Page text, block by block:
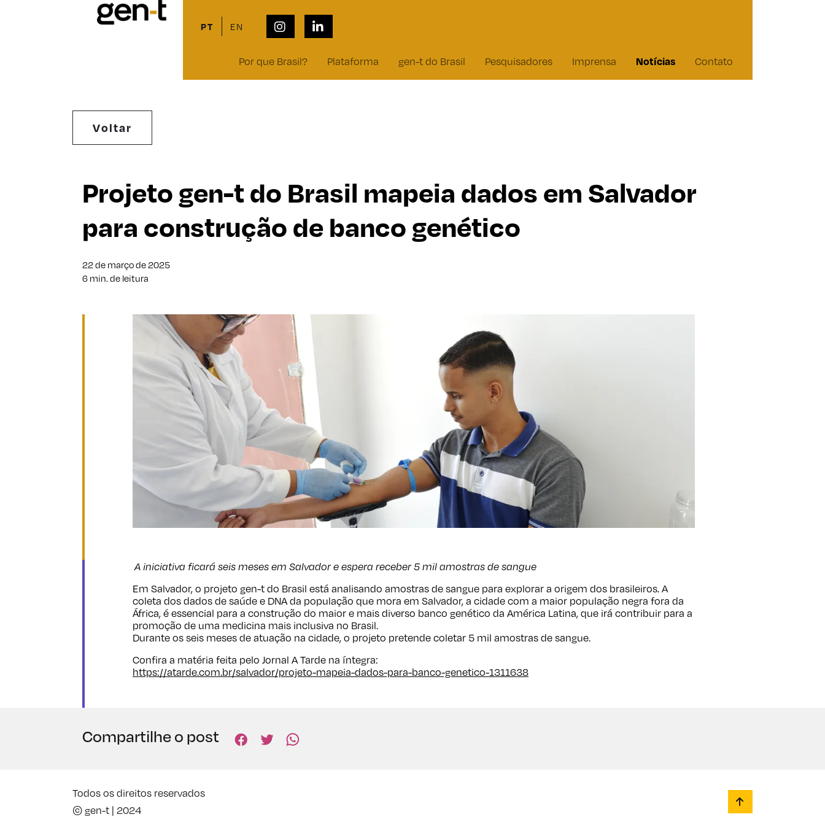
PT EN
Por que Brasil? Plataforma gen-t do Brasil Pesquisadores Imprensa Notícias Contato
Voltar
Projeto gen-t do Brasil mapeia dados em Salvador
para construção de banco genético
22 de março de 2025
6 min. de leitura
A iniciativa ficará seis meses em Salvador e espera receber 5 mil amostras de sangue
Em Salvador, o projeto gen-t do Brasil está analisando amostras de sangue para explorar a origem dos brasileiros. A
coleta dos dados de saúde e DNA da população que mora em Salvador, a cidade com a maior população negra fora da
África, é essencial para a construção do maior e mais diverso banco genético da América Latina, que irá contribuir para a
promoção de uma medicina mais inclusiva no Brasil.
Durante os seis meses de atuação na cidade, o projeto pretende coletar 5 mil amostras de sangue.
Confira a matéria feita pelo Jornal A Tarde na íntegra:
https://atarde.com.br/salvador/projeto-mapeia-dados-para-banco-genetico-1311638
Compartilhe o post
Todos os direitos reservados
© gen-t | 2024